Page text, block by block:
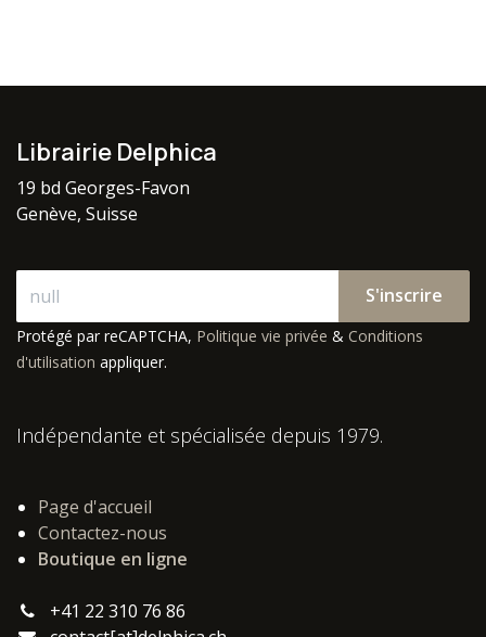
Librairie Delphica
19 bd Georges-Favon
Genève, Suisse
S'inscrire
Protégé par reCAPTCHA, Politique vie privée & Conditions
d'utilisation appliquer.
Indépendante et spécialisée depuis 1979.
Page d'accueil
Contactez-nous
Boutique en ligne
+41 22 310 76 86